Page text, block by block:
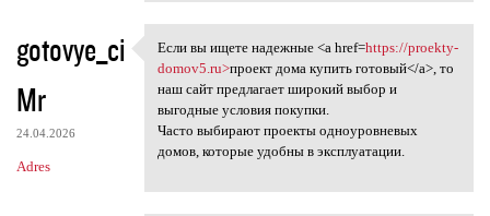
gotovye_ci
Mr
24.04.2026
Adres
Если вы ищете надежные <a
Если вы ищете надежные <a href=https://proekty-
domov5.ru>проект дома купить готовый</a>, то
наш сайт предлагает широкий выбор и
выгодные условия покупки.
Часто выбирают проекты одноуровневых
домов, которые удобны в эксплуатации.